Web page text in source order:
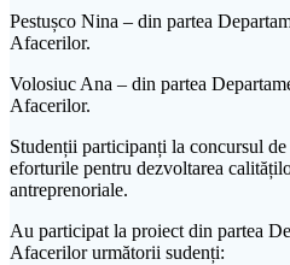
Pestușco Nina – din partea
Afacerilor.
Volosiuc Ana – din partea
Afacerilor.
Studenții participanți la concursul
eforturile pentru dezvoltarea
antreprenoriale.
Au participat la proiect din partea
Afacerilor următorii sudenți: